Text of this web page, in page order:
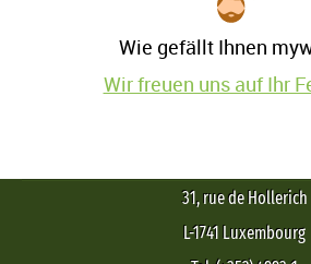
Wie gefällt Ihnen
Wir freuen uns auf Ihr
31, rue de Hollerich
L-1741 Luxembourg